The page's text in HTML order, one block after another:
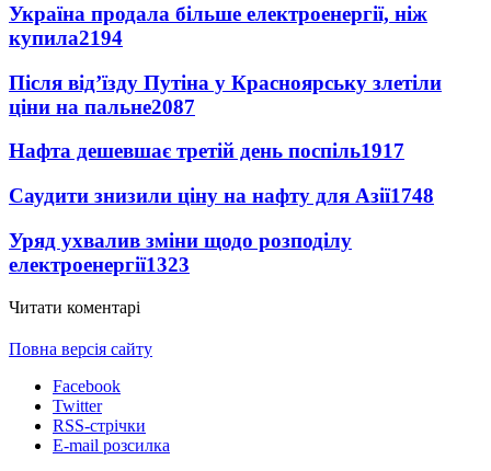
Україна продала більше електроенергії, ніж
купила2194
Після від’їзду Путіна у Красноярську злетіли
ціни на пальне2087
Нафта дешевшає третій день поспіль1917
Саудити знизили ціну на нафту для Азії1748
Уряд ухвалив зміни щодо розподілу
електроенергії1323
Читати коментарі
Повна версія сайту
Facebook
Twitter
RSS-стрічки
E-mail розсилка